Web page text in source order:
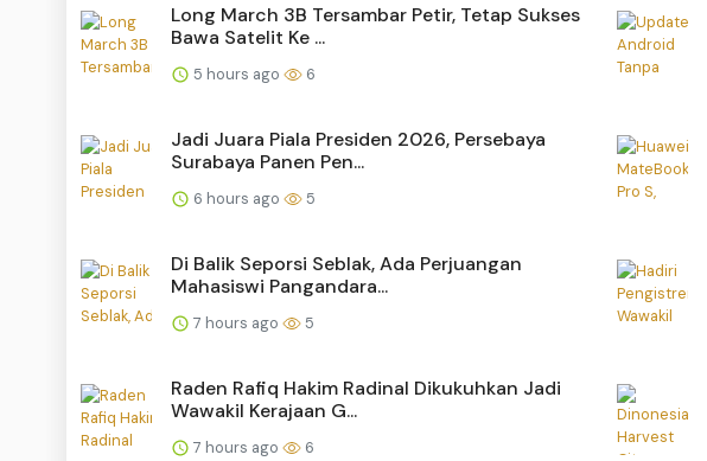
Long March 3B Tersambar Petir, Tetap Sukses
Bawa Satelit Ke ...
5 hours ago 6
Jadi Juara Piala Presiden 2026, Persebaya
Surabaya Panen Pen...
6 hours ago 5
Di Balik Seporsi Seblak, Ada Perjuangan
Mahasiswi Pangandara...
7 hours ago 5
Raden Rafiq Hakim Radinal Dikukuhkan Jadi
Wawakil Kerajaan G...
7 hours ago 6